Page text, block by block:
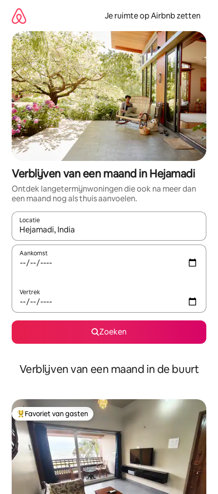
direct
naar
inhoud
Je ruimte op Airbnb zetten
Verblijven van een maand in Hejamadi
Ontdek langetermijnwoningen die ook na meer dan
een maand nog als thuis aanvoelen.
Locatie
Wanneer er suggesties beschikbaar zijn, maak je een keuze
Aankomst
Vertrek
Zoeken
Verblijven van een maand in de buurt
Topfavoriet van gasten
Favoriet van gasten